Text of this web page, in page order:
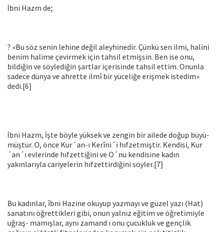
İbni Hazm de;
? «Bu söz senin lehine değil aleyhinedir. Çünkü sen ilmi, ha­lini
benim halime çevirmek için tahsil etmişsin. Ben ise onu,
bildi­ğin ve söylediğin şartlar içerisinde tahsil ettim. Onunla
sadece dün­ya ve ahrette ilmî bir yüceliğe erişmek istedim»
dedi.[6]
İbni Hazm, İşte böyle yüksek ve zengin bir ailede doğup büyü­
müştür. O, önce Kur´an-ı Kerîni´i hıfzetmiştir. Kendisi, Kur
´an´ı ev­lerinde hıfzettiğini ve O´nu kendisine kadın
yakınlarıyla cariyelerin hıfzettirdiğini söyler.[7]
Bu kadınlar, îbni Hazine okuyup yazmayı ve güzel yazı (Hat)
sanatını öğrettikleri gibi, onun yalnız eğitim ve öğretimiyle
uğraş- mamışlar, aynı zamand ı onu çucukluk ve gençlik